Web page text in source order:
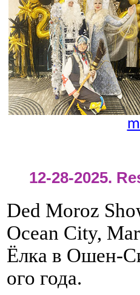
12-28-2025.
Ded Moroz
Ocean City,
Ёлка в Ошен-
ого года.